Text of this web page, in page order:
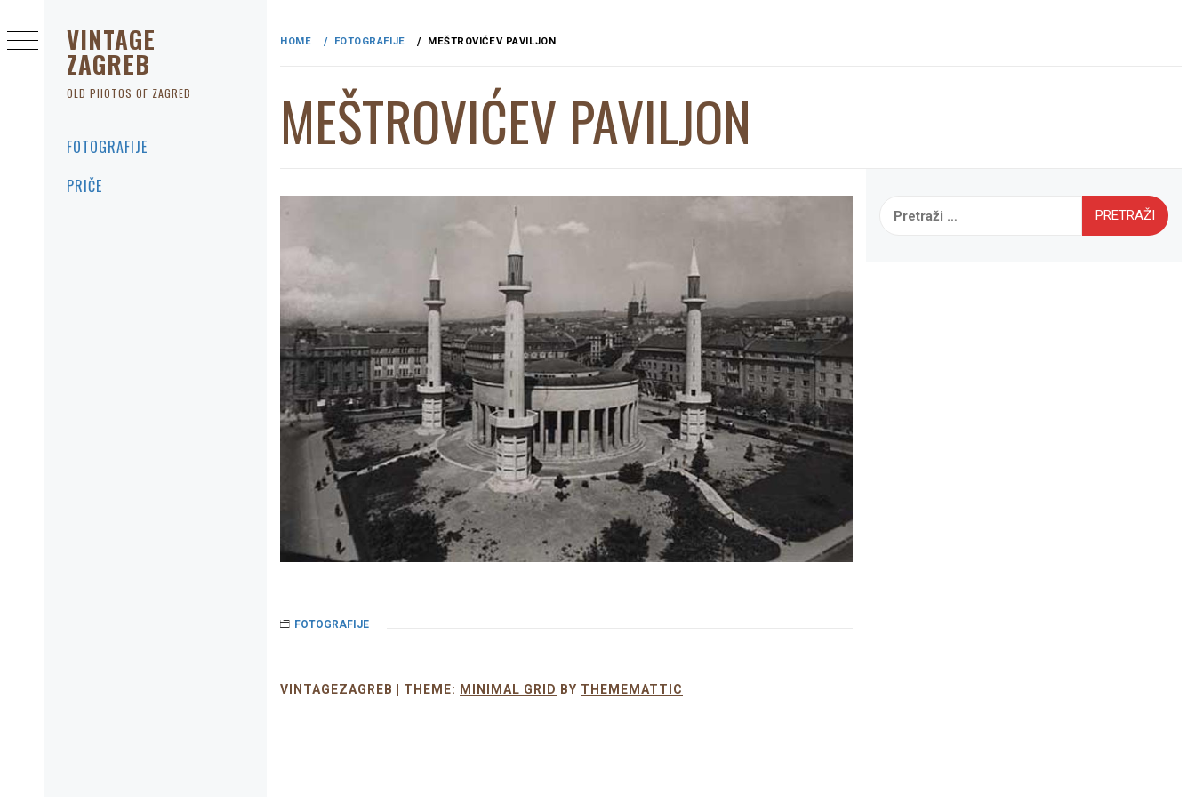
VINTAGE
ZAGREB
OLD PHOTOS OF ZAGREB
FOTOGRAFIJE
PRIČE
content
HOME FOTOGRAFIJE MEŠTROVIĆEV PAVILJON
MEŠTROVIĆEV PAVILJON
FOTOGRAFIJE
VINTAGEZAGREB | THEME: MINIMAL GRID BY THEMEMATTIC